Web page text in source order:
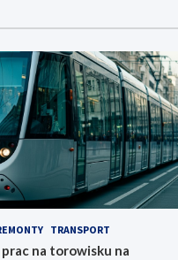
TRANSPORT
na torowisku na